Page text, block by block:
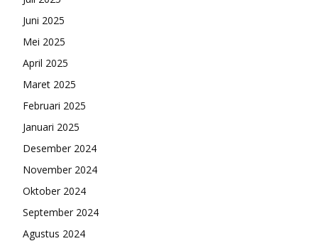
Juni 2025
Mei 2025
April 2025
Maret 2025
Februari 2025
Januari 2025
Desember 2024
November 2024
Oktober 2024
September 2024
Agustus 2024